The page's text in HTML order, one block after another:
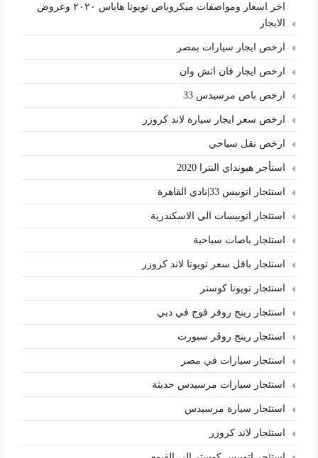
اخر اسعار ومواصفات ميكروباص تويوتا هاياس ٢٠٢٠ وعروض
الايجار
ارخص ايجار سيارات بمصر
ارخص ايجار فان اتش وان
ارخص باص مرسيدس 33
ارخص سعر ايجار سيارة لاند كروزر
ارخص نقل سياحي
استأجر هيونداي النترا 2020
استئجار اتوبيس 33|نادي القاهرة
استئجار اتوبيسات الي الاسكندرية
استئجار باصات سياحية
استئجار باقل سعر تويوتا لاند كروزر
استئجار تويوتا كوستر
استئجار رينج روفر فوج في دبي
استئجار رينج روڤر سبورت
استئجار سيارات في مصر
استئجار سيارات مرسيدس حديثة
استئجار سيارة مرسيدس
استئجار لاند كروزر